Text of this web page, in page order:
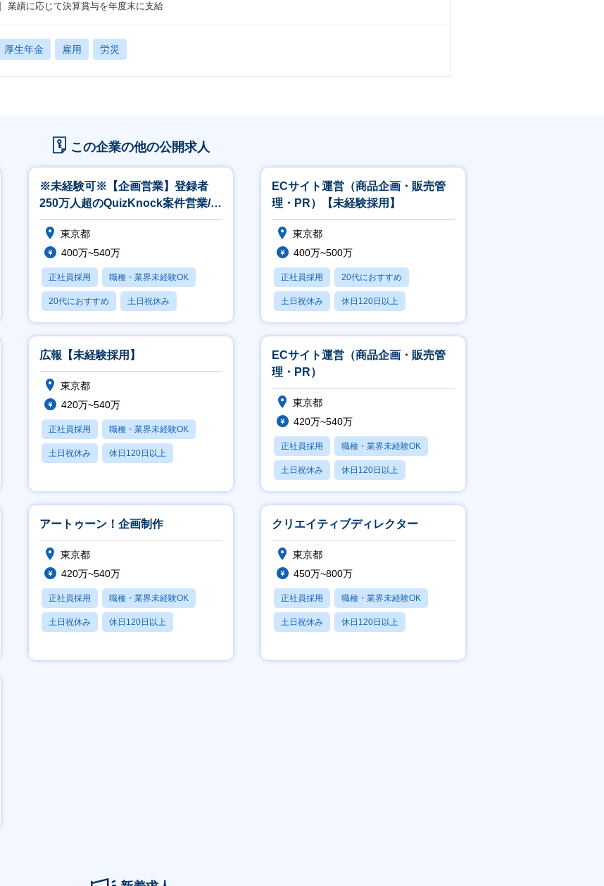
業績に応じて決算賞与を年度末に支給
厚生年金 雇用 労災
この企業の他の公開求人
※未経験可※【企画営業】登録者
250万人超のQuizKnock案件営業/官
公庁・大手企業案件多数
東京都
400万~540万
正社員採用 職種・業界未経験OK
20代におすすめ 土日祝休み
休日120日以上
ECサイト運営（商品企画・販売管
理・PR）【未経験採用】
東京都
400万~500万
正社員採用 20代におすすめ
土日祝休み 休日120日以上
産休・育休あり
広報【未経験採用】
東京都
420万~540万
正社員採用 職種・業界未経験OK
土日祝休み 休日120日以上
ECサイト運営（商品企画・販売管
理・PR）
東京都
420万~540万
正社員採用 職種・業界未経験OK
土日祝休み 休日120日以上
月残業20時間以内
アートゥーン！企画制作
東京都
420万~540万
正社員採用 職種・業界未経験OK
土日祝休み 休日120日以上
クリエイティブディレクター
東京都
450万~800万
正社員採用 職種・業界未経験OK
土日祝休み 休日120日以上